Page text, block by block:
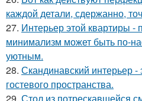
каждой детали, сдержанно,
27. Интерьер этой квартиры -
минимализм может быть по-
уютным.
28. Скандинавский интерьер
гостевого пространства.